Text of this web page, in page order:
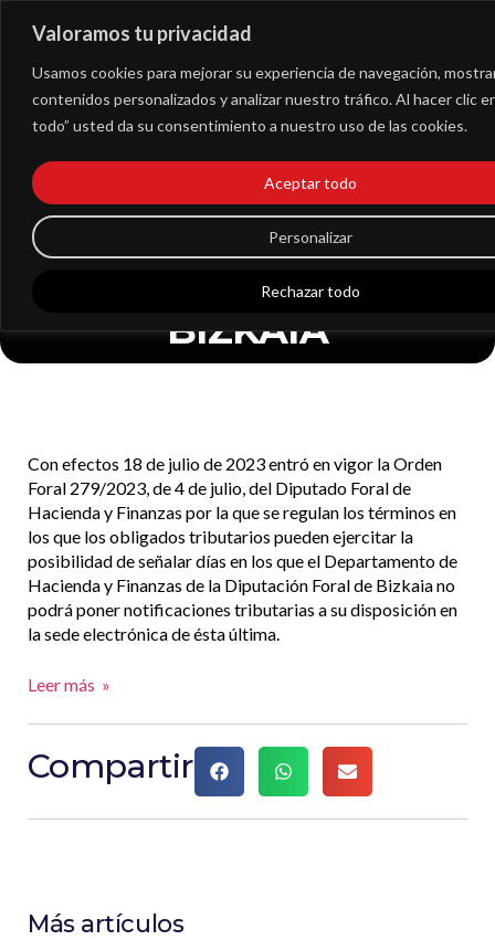
Valoramos tu privacidad
Usamos cookies para mejorar su experiencia de navegación,
contenidos personalizados y analizar nuestro tráfico. Al hacer clic
todo” usted da su consentimiento a nuestro uso de las cookies.
Personalizar
Rechazar todo
Aceptar todo
RESEÑA 2 –
SOLICITUD DIAS
INHABILES PARA
NOTIFICACIONES POR
HACIENDA DE
BIZKAIA
Con efectos 18 de julio de 2023 entró en vigor la Orden
Foral 279/2023, de 4 de julio, del Diputado Foral de
Hacienda y Finanzas por la que se regulan los términos en
los que los obligados tributarios pueden ejercitar la
posibilidad de señalar días en los que el Departamento de
Hacienda y Finanzas de la Diputación Foral de Bizkaia no
podrá poner notificaciones tributarias a su disposición en
la sede electrónica de ésta última.
Leer más »
Compartir
Más artículos